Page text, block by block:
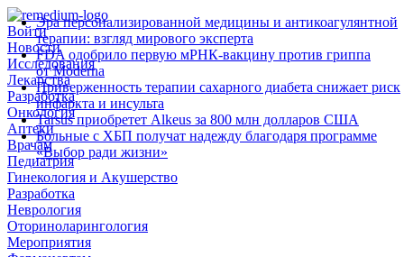
Войти
Новости
Исследования
Лекарства
Разработка
Онкология
Аптеки
Врачам
Педиатрия
Гинекология и Акушерство
Разработка
Неврология
Оториноларингология
Мероприятия
Эра персонализированной медицины и антикоагулянтной
терапии: взгляд мирового эксперта
FDA одобрило первую мРНК‑вакцину против гриппа
от Moderna
Приверженность терапии сахарного диабета снижает риск
инфаркта и инсульта
Tarsus приобретет Alkeus за 800 млн долларов США
Больные с ХБП получат надежду благодаря программе
«Выбор ради жизни»